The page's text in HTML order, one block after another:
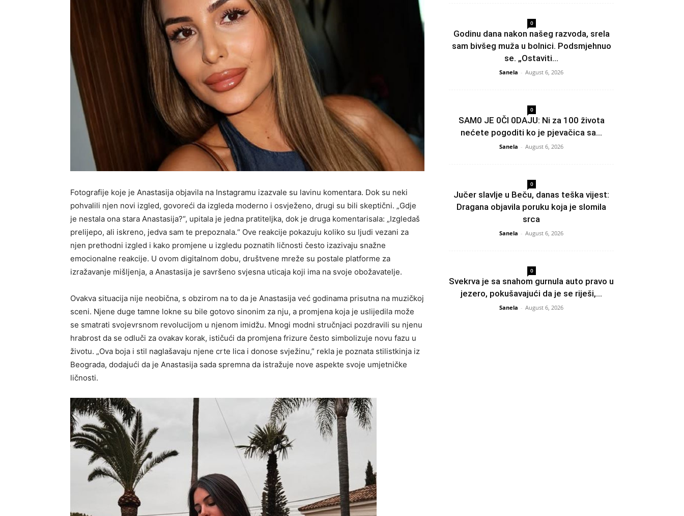
Fotografije koje je Anastasija objavila na Instagramu izazvale su lavinu komentara. Dok su neki
pohvalili njen novi izgled, govoreći da izgleda moderno i osvježeno, drugi su bili skeptični. „Gdje
je nestala ona stara Anastasija?“, upitala je jedna pratiteljka, dok je druga komentarisala: „Izgledaš
prelijepo, ali iskreno, jedva sam te prepoznala.“ Ove reakcije pokazuju koliko su ljudi vezani za
njen prethodni izgled i kako promjene u izgledu poznatih ličnosti često izazivaju snažne
emocionalne reakcije. U ovom digitalnom dobu, društvene mreže su postale platforme za
izražavanje mišljenja, a Anastasija je savršeno svjesna uticaja koji ima na svoje obožavatelje.
Ovakva situacija nije neobična, s obzirom na to da je Anastasija već godinama prisutna na muzičkoj
sceni. Njene duge tamne lokne su bile gotovo sinonim za nju, a promjena koja je uslijedila može
se smatrati svojevrsnom revolucijom u njenom imidžu. Mnogi modni stručnjaci pozdravili su njenu
hrabrost da se odluči za ovakav korak, ističući da promjena frizure često simbolizuje novu fazu u
životu. „Ova boja i stil naglašavaju njene crte lica i donose svježinu,” rekla je poznata stilistkinja iz
Beograda, dodajući da je Anastasija sada spremna da istražuje nove aspekte svoje umjetničke
ličnosti.
0
Godinu dana nakon našeg razvoda, srela
sam bivšeg muža u bolnici. Podsmjehnuo
se. „Ostaviti...
Sanela - August 6, 2026
0
SAM0 JE 0Čl 0DAJU: Ni za 100 života
nećete pogoditi ko je pjevačica sa...
Sanela - August 6, 2026
0
Jučer slavlje u Beču, danas teška vijest:
Dragana objavila poruku koja je slomila
srca
Sanela - August 6, 2026
0
Svekrva je sa snahom gurnula auto pravo u
jezero, pokušavajući da je se riješi,...
Sanela - August 6, 2026